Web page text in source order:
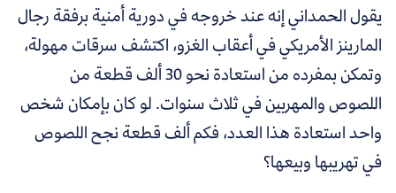
يقول الحمداني إنه عند خروجه في دورية أمنية برفقة رجال
المارينز الأمريكي في أعقاب الغزو، اكتشف سرقات مهولة،
وتمكن بمفرده من استعادة نحو 30 ألف قطعة من
اللصوص والمهربين في ثلاث سنوات. لو كان بإمكان شخص
واحد استعادة هذا العدد، فكم ألف قطعة نجح اللصوص
في تهريبها وبيعها؟